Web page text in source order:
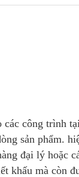
các công trình
sản phẩm.
đại lý hoặc
khấu mà còn